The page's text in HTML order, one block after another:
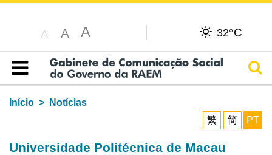
A A A 32°C
Índice
Início
Notícias
繁
简 PT
Universidade Politécnica de Macau